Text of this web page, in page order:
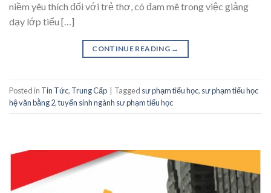
niềm yêu thích đối với trẻ thơ, có đam mê trong việc giảng
dạy lớp tiểu […]
CONTINUE READING →
Posted in Tin Tức, Trung Cấp Tagged sư phạm tiểu học, sư phạm tiểu học
hệ văn bằng 2,tuyển sinh ngành sư phạm tiểu học